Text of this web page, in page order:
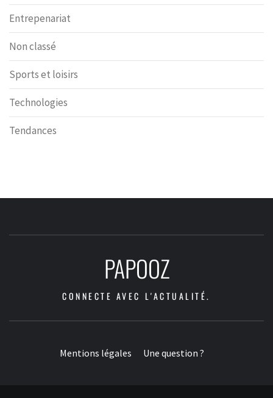
Entrepenariat
Non classé
Sports et loisirs
Technologies
Tendances
PAPOOZ
CONNECTE AVEC L'ACTUALITÉ.
Mentions légales Une question ?